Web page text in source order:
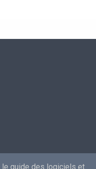
le guide des logiciels et